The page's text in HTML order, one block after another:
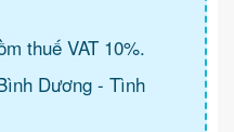
thuế VAT 10%.
Dương - Tình